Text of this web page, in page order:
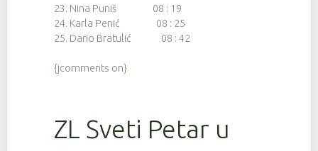
23. Nina Puniš 08 : 19
24. Karla Penić 08 : 25
25. Dario Bratulić 08 : 42
{jcomments on}
ZL Sveti Petar u